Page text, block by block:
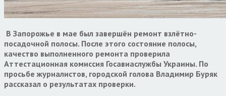
В Запорожье в мае был завершён ремонт взлётно-
посадочной полосы. После этого состояние полосы,
качество выполненного ремонта проверила
Аттестационная комиссия Госавиаслужбы Украины. По
просьбе журналистов, городской голова Владимир Буряк
рассказал о результатах проверки.